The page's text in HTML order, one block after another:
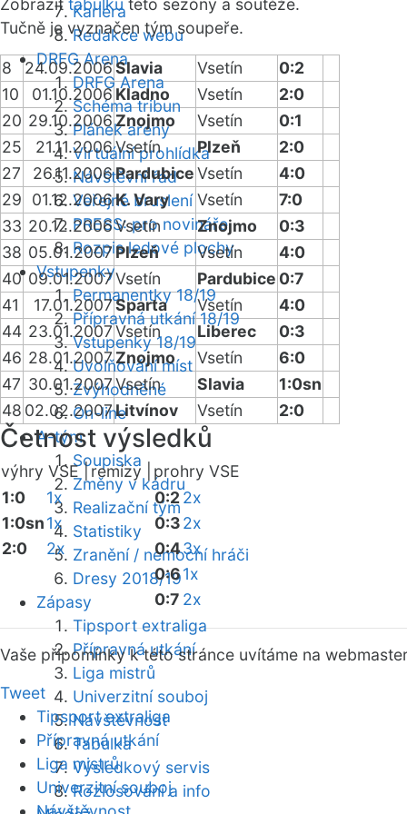
Kariéra
Redakce webu
DRFG Arena
DRFG Arena
Schéma tribun
Plánek areny
Virtuální prohlídka
Návštěvní řád
Veřejné bruslení
PRESS: pro novináře
Rozpis ledové plochy
Vstupenky
Permanentky 18/19
Přípravná utkání 18/19
Vstupenky 18/19
Uvolňování míst
Zvýhodněné
On-line
A-tým
Soupiska
Změny v kádru
Realizační tým
Statistiky
Zranění / nemocní hráči
Dresy 2018/19
Zápasy
Tipsport extraliga
Přípravná utkání
Liga mistrů
Univerzitní souboj
Návštěvnost
Tabulka
Výsledkový servis
Rozlosování a info
Zobrazit tabulku této sezóny a soutěže.
Tučně je vyznačen tým soupeře.
8 24.09.2006Slavia Vsetín
0:2
10
01.10.2006Kladno Vsetín
2:0
20 29.10.2006Znojmo Vsetín
0:1
25
21.11.2006Vsetín Plzeň
2:0
27
26.11.2006PardubiceVsetín
4:0
29
01.12.2006K. Vary Vsetín
7:0
33 20.12.2006Vsetín Znojmo
0:3
38 05.01.2007 Plzeň Vsetín
4:0
40 09.01.2007Vsetín Pardubice 0:7
41
17.01.2007Sparta Vsetín
4:0
44 23.01.2007Vsetín Liberec
0:3
46 28.01.2007Znojmo Vsetín
6:0
47 30.01.2007Vsetín Slavia
1:0sn
48 02.02.2007Litvínov Vsetín 2:0
Četnost výsledků
výhry VSE |remízy |
prohry VSE
1:0
1x
1:0sn1x
2:0
2x
0:22x
0:32x
0:43x
0:61x
0:7 2x
Vaše připomínky k této stránce uvítáme na webmaster
Tweet
Tipsport extraliga
Přípravná utkání
Liga mistrů
Univerzitní souboj